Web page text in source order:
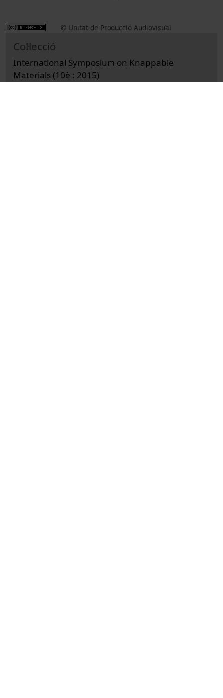
© Unitat de Producció Audiovisual
Col·lecció
International Symposium on Knappable
Materials (10è : 2015)